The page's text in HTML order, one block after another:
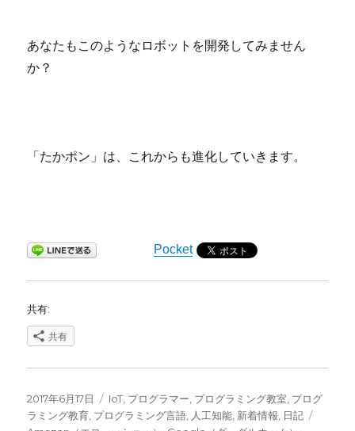
あなたもこのようなロボットを開発してみません
か？
「たかポン」は、これからも進化していきます。
Pocket
共有:
共有
投
稿
2017年6月17日
カ
テ
IoT プログラマー プログラミング教室 プログ
ラミング教育 プログラミング言語 人工知能 新着情報 日記